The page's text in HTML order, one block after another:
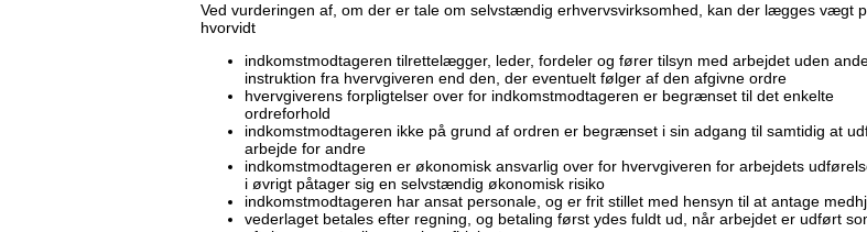
Ved vurderingen af, om der er tale om selvstændig erhvervsvirksomhed, kan der lægges vægt
hvorvidt
indkomstmodtageren tilrettelægger, leder, fordeler og fører tilsyn med arbejdet uden
instruktion fra hvervgiveren end den, der eventuelt følger af den afgivne ordre
hvervgiverens forpligtelser over for indkomstmodtageren er begrænset til det enkelte
ordreforhold
indkomstmodtageren ikke på grund af ordren er begrænset i sin adgang til samtidig at
arbejde for andre
indkomstmodtageren er økonomisk ansvarlig over for hvervgiveren for arbejdets
i øvrigt påtager sig en selvstændig økonomisk risiko
indkomstmodtageren har ansat personale, og er frit stillet med hensyn til at antage
vederlaget betales efter regning, og betaling først ydes fuldt ud, når arbejdet er udført